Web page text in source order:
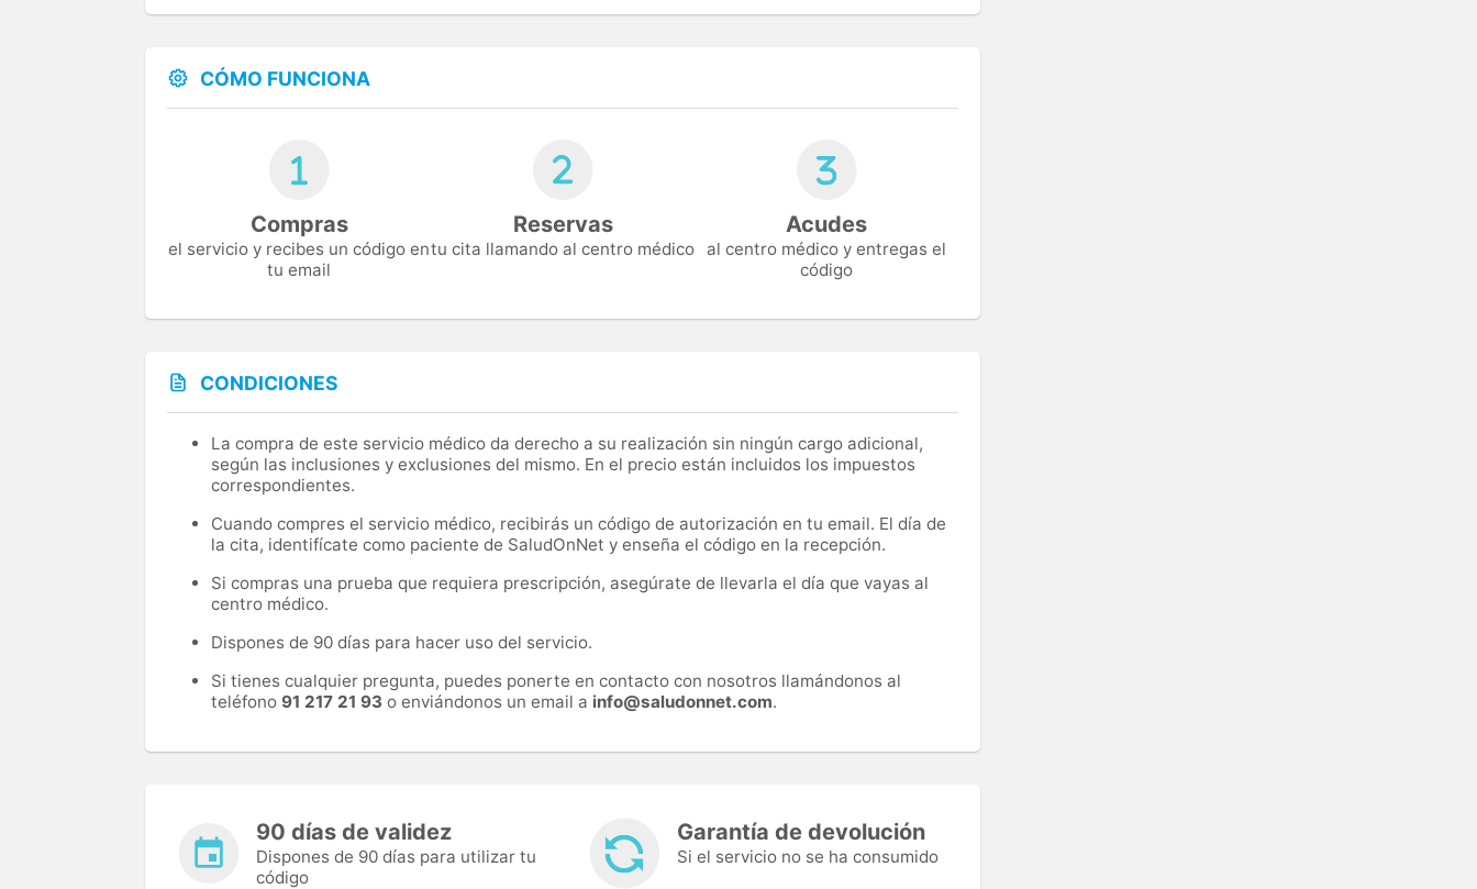
CÓMO FUNCIONA
Compras
el servicio y recibes un código en
tu email
Reservas
tu cita llamando al centro médico
Acudes
al centro médico y entregas el
código
CONDICIONES
La compra de este servicio médico da derecho a su realización sin ningún cargo adicional,
según las inclusiones y exclusiones del mismo. En el precio están incluidos los impuestos
correspondientes.
Cuando compres el servicio médico, recibirás un código de autorización en tu email. El día de
la cita, identifícate como paciente de SaludOnNet y enseña el código en la recepción.
Si compras una prueba que requiera prescripción, asegúrate de llevarla el día que vayas al
centro médico.
Dispones de 90 días para hacer uso del servicio.
Si tienes cualquier pregunta, puedes ponerte en contacto con nosotros llamándonos al
teléfono 91 217 21 93 o enviándonos un email a info@saludonnet.com.
90 días de validez
Dispones de 90 días para utilizar tu
código
Garantía de devolución
Si el servicio no se ha consumido